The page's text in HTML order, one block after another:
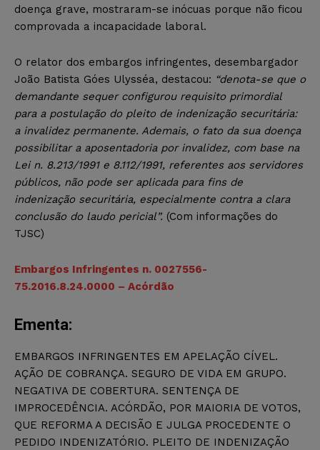
doença grave, mostraram-se inócuas porque não ficou
comprovada a incapacidade laboral.
O relator dos embargos infringentes, desembargador
João Batista Góes Ulysséa, destacou: “denota-se que o
demandante sequer configurou requisito primordial
para a postulação do pleito de indenização securitária:
a invalidez permanente. Ademais, o fato da sua doença
possibilitar a aposentadoria por invalidez, com base na
Lei n. 8.213/1991 e 8.112/1991, referentes aos servidores
públicos, não pode ser aplicada para fins de
indenização securitária, especialmente contra a clara
conclusão do laudo pericial”. (Com informações do
TJSC)
Embargos Infringentes n. 0027556-
75.2016.8.24.0000 – Acórdão
Ementa:
EMBARGOS INFRINGENTES EM APELAÇÃO CÍVEL.
AÇÃO DE COBRANÇA. SEGURO DE VIDA EM GRUPO.
NEGATIVA DE COBERTURA. SENTENÇA DE
IMPROCEDÊNCIA. ACÓRDÃO, POR MAIORIA DE VOTOS,
QUE REFORMA A DECISÃO E JULGA PROCEDENTE O
PEDIDO INDENIZATÓRIO. PLEITO DE INDENIZAÇÃO